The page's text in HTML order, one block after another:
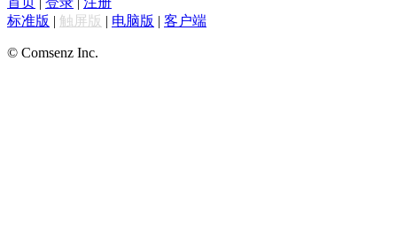
标准版 | 触屏版 | 电脑版 | 客户端
© Comsenz Inc.